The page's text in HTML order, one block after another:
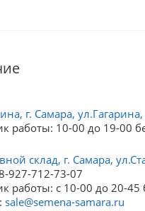
г. Самара,
работы: 10-00 до 19-00
склад, г. Самара,
927-712-73-07
работы: с 10-00 до 20-
sale@semena-samara.ru